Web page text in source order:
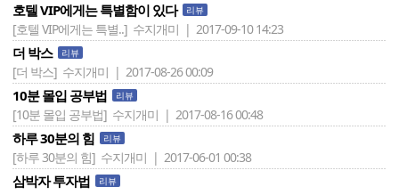
호텔 VIP에게는 특별함이 있다 리뷰
[호텔 VIP에게는 특별..] 수지개미 | 2017-09-10 14:23
더 박스 리뷰
[더 박스] 수지개미 | 2017-08-26 00:09
10분 몰입 공부법 리뷰
[10분 몰입 공부법] 수지개미 | 2017-08-16 00:48
하루 30분의 힘 리뷰
[하루 30분의 힘] 수지개미 | 2017-06-01 00:38
삼박자 투자법 리뷰